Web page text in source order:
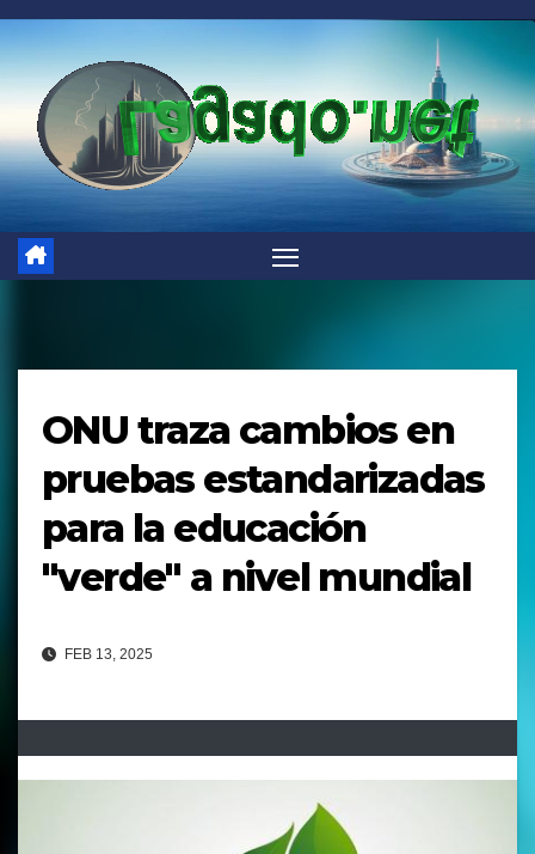
Saltar
al
contenido
ONU traza cambios en
pruebas estandarizadas
para la educación
"verde" a nivel mundial
FEB 13, 2025